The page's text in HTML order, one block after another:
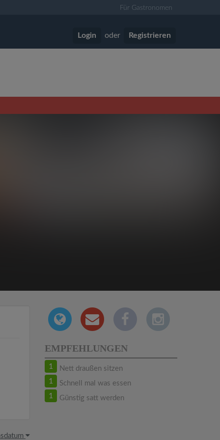
Für Gastronomen
Login oder Registrieren
EMPFEHLUNGEN
1 Nett draußen sitzen
1 Schnell mal was essen
1 Günstig satt werden